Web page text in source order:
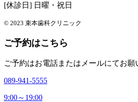
[休診日] 日曜・祝日
© 2023 束本歯科クリニック
ご予約はこちら
ご予約はお電話またはメールにてお願
089-941-5555
9:00～19:00